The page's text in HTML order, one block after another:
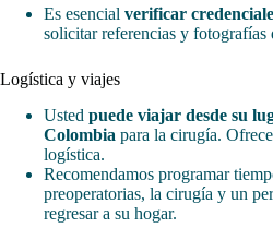
Es esencial verificar
solicitar referencias y fotografías
Logística y viajes
Usted puede viajar desde su
Colombia para la cirugía.
logística.
Recomendamos programar
preoperatorias, la cirugía y un
regresar a su hogar.